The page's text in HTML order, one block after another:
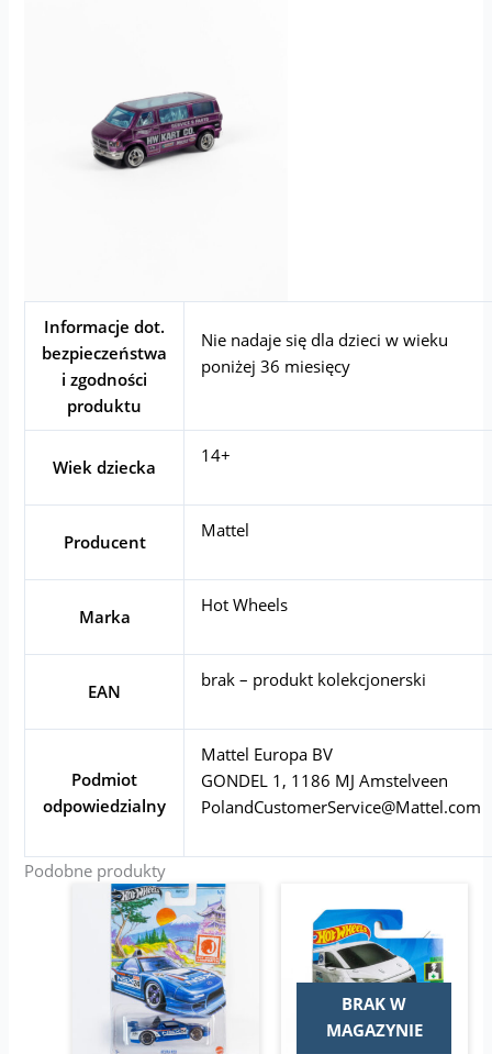
Informacje dot.
bezpieczeństwa
i zgodności
produktu
Nie nadaje się dla dzieci w wieku
poniżej 36 miesięcy
Wiek dziecka
14+
Producent
Mattel
Marka
Hot Wheels
EAN
brak – produkt kolekcjonerski
Podmiot
odpowiedzialny
Mattel Europa BV
GONDEL 1, 1186 MJ Amstelveen
PolandCustomerService@Mattel.com
Podobne produkty
BRAK W
MAGAZYNIE